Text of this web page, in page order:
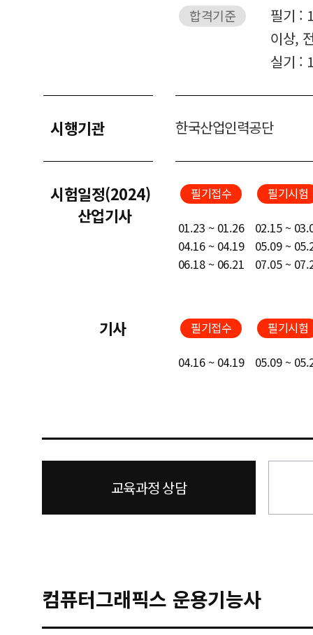
합격기준
필기 :
이상,
실기 :
시행기관 한국산업인력공단
시험일정(2024)
산업기사
필기접수 필기시험
01.23 ~ 01.26
02.15 ~
04.16 ~ 04.19
05.09 ~
06.18 ~ 06.21
07.05 ~
기사 필기접수 필기시험
04.16 ~ 04.19 05.09 ~
교육과정 상담
컴퓨터그래픽스 운용기능사